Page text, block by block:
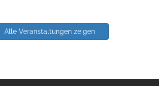
Alle Veranstaltungen zeigen